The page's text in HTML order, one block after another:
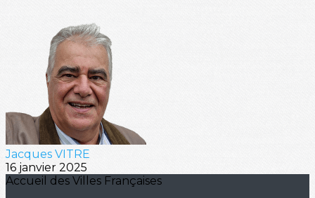
Jacques VITRE
16 janvier 2025
Accueil des Villes Françaises